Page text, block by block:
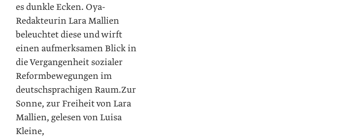
es dunkle Ecken. Oya-
Redakteurin Lara Mallien
beleuchtet diese und wirft
einen aufmerksamen Blick in
die Vergangenheit sozialer
Reformbewegungen im
deutschsprachigen Raum.Zur
Sonne, zur Freiheit von Lara
Mallien, gelesen von Luisa
Kleine,